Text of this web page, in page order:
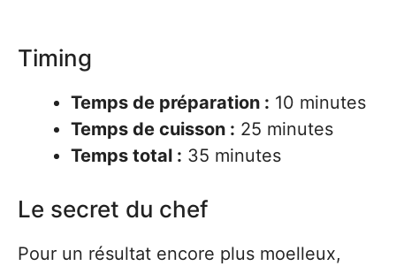
Timing
Temps de préparation : 10 minutes
Temps de cuisson : 25 minutes
Temps total : 35 minutes
Le secret du chef
Pour un résultat encore plus moelleux,